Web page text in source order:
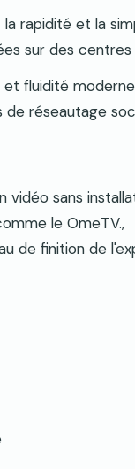
rapidité et la
sur des
fluidité
réseautage
vidéo sans
le OmeTV.,
de finition de